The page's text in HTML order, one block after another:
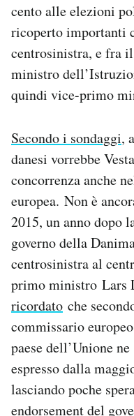
cento alle elezioni
ricoperto importanti
centrosinistra, e fra
ministro
quindi vice-primo
Secondo i sondaggi,
danesi vorrebbe
concorrenza anche
europea. Non è
2015, un anno dopo
governo della
centrosinistra al
primo ministro Lars
ricordato che
commissario
paese dell’Unione
espresso dalla
lasciando poche
endorsement del